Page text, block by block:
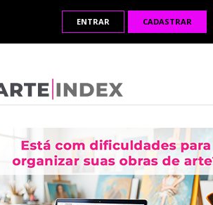
ENTRAR CADASTRAR